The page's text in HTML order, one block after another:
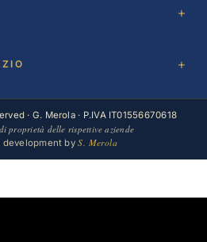
· G. Merola · P.IVA IT01556670618
proprietà delle rispettive aziende
development byS. Merola